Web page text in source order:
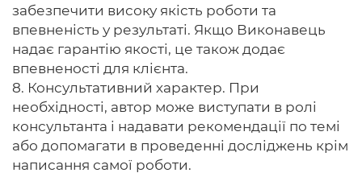
забезпечити високу якість роботи та
впевненість у результаті. Якщо Виконавець
надає гарантію якості, це також додає
впевненості для клієнта.
8. Консультативний характер. При
необхідності, автор може виступати в ролі
консультанта і надавати рекомендації по темі
або допомагати в проведенні досліджень крім
написання самої роботи.